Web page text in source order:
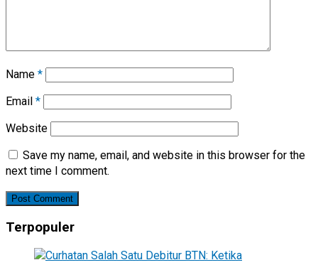
Name *
Email *
Website
Save my name, email, and website in this browser for the
next time I comment.
Terpopuler